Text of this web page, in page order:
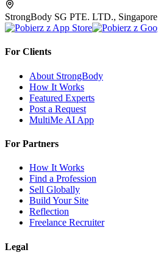
StrongBody SG PTE. LTD., Singapore
For Clients
About StrongBody
How It Works
Featured Experts
Post a Request
MultiMe AI App
For Partners
How It Works
Find a Profession
Sell Globally
Build Your Site
Reflection
Freelance Recruiter
Legal